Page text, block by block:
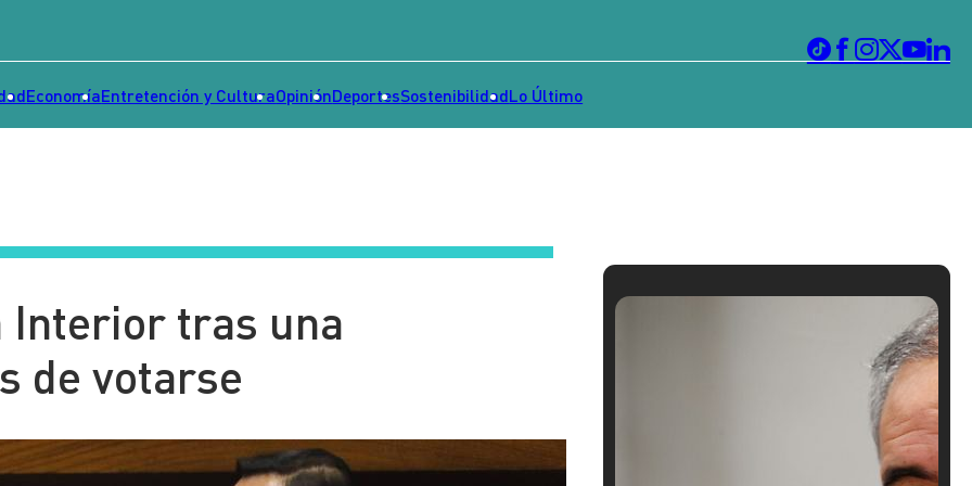
EconomíaEntretención y CulturaOpiniónDeportesSostenibilidadLo Último
Interior tras una
de votarse